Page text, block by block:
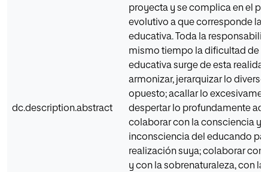
dc.description.abstract
proyecta y se complica en el
evolutivo a que corresponde la
educativa. Toda la
mismo tiempo la dificultad de
educativa surge de esta
armonizar, jerarquizar lo
opuesto; acallar lo
despertar lo profundamente
colaborar con la consciencia y
inconsciencia del educando
realización suya; colaborar con
y con la sobrenaturaleza, con